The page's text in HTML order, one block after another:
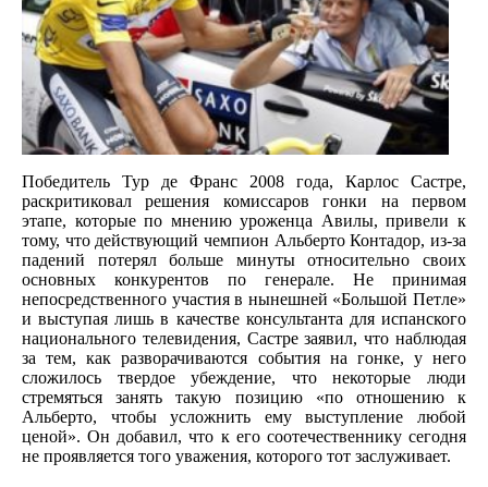
Победитель Тур де Франс 2008 года, Карлос Састре,
раскритиковал решения комиссаров гонки на первом
этапе, которые по мнению уроженца Авилы, привели к
тому, что действующий чемпион Альберто Контадор, из-за
падений потерял больше минуты относительно своих
основных конкурентов по генерале. Не принимая
непосредственного участия в нынешней «Большой Петле»
и выступая лишь в качестве консультанта для испанского
национального телевидения, Састре заявил, что наблюдая
за тем, как разворачиваются события на гонке, у него
сложилось твердое убеждение, что некоторые люди
стремяться занять такую позицию «по отношению к
Альберто, чтобы усложнить ему выступление любой
ценой». Он добавил, что к его соотечественнику сегодня
не проявляется того уважения, которого тот заслуживает.